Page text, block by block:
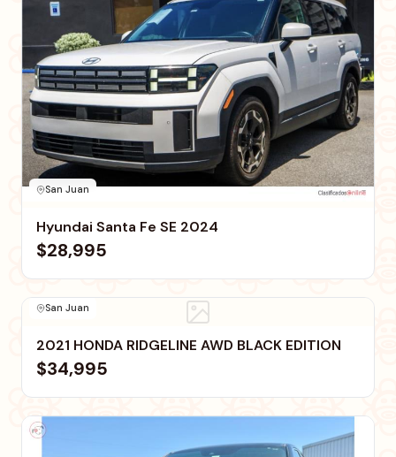
San Juan
Hyundai Santa Fe SE 2024
$28,995
San Juan
2021 HONDA RIDGELINE AWD BLACK EDITION
$34,995